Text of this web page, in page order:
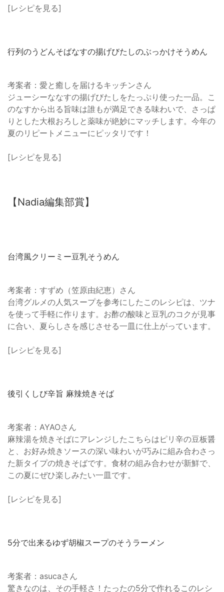
[レシピを見る]
行列のうどんそばなすの揚げびたしのぶっかけそうめん
考案者：愛と癒しを届けるキッチンさん
ジューシーななすの揚げびたしをたっぷり使った一品。こ
のなすから出る旨味は誰もが満足できる味わいで、さっぱ
りとした大根おろしと薬味が絶妙にマッチします。今年の
夏のリピートメニューにピッタリです！
[レシピを見る]
【Nadia編集部賞】
台湾風クリーミー豆乳そうめん
考案者：すずめ（笠原由紀恵）さん
台湾グルメの人気スープを参考にしたこのレシピは、ツナ
を使って手軽に作ります。お酢の酸味と豆乳のコクが見事
に合い、夏らしさを感じさせる一皿に仕上がっています。
[レシピを見る]
後引くしび辛旨 麻辣焼きそば
考案者：AYAOさん
麻辣湯を焼きそばにアレンジしたこちらはピリ辛の豆板醤
と、お好み焼きソースの深い味わいが巧みに組み合わさっ
た新タイプの焼きそばです。食材の組み合わせが新鮮で、
この夏にぜひ楽しみたい一皿です。
[レシピを見る]
5分で出来るゆず胡椒スープのそうラーメン
考案者：asucaさん
驚きなのは、その手軽さ！たったの5分で作れるこのレシ